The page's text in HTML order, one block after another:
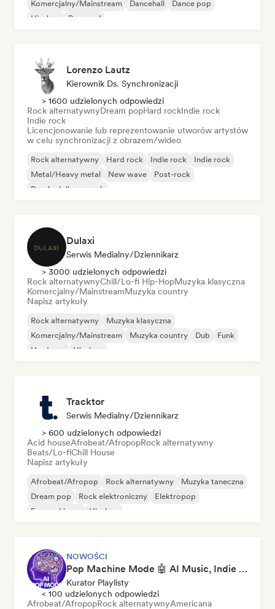
Komercjalny/Mainstream
Dancehall
Dance pop
Hip-hop
Pop-soul
Lorenzo Lautz
Kierownik Ds. Synchronizacji
> 1600 udzielonych odpowiedzi
Rock alternatywnyDream popHard rockIndie rock
Indie rock
Licencjonowanie lub reprezentowanie utworów artystów
w celu synchronizacji z obrazem/wideo
Rock alternatywny Hard rock Indie rock
Indie rock
Metal/Heavy metal
New wave
Post-rock
Psychedeliczny rock
Dulaxi
Serwis Medialny/Dziennikarz
> 3000 udzielonych odpowiedzi
Rock alternatywnyChill/Lo-fi Hip-HopMuzyka klasyczna
Komercjalny/MainstreamMuzyka country
Napisz artykuły
Rock alternatywny
Muzyka klasyczna
Komercjalny/Mainstream
Muzyka country Dub
Funk
Hardcore
Hip-hop
Tracktor
Serwis Medialny/Dziennikarz
> 600 udzielonych odpowiedzi
Acid houseAfrobeat/AfropopRock alternatywny
Beats/Lo-fiChill House
Napisz artykuły
Afrobeat/Afropop Rock alternatywny
Muzyka taneczna
Dream pop
Rock elektroniczny
Elektropop
Francuski pop
Hip-hop
NOWOŚCI
Pop Machine Mode 🤖 AI Music, Indie Pop & Dream Pop
Kurator Playlisty
< 100 udzielonych odpowiedzi
Afrobeat/AfropopRock alternatywnyAmericana